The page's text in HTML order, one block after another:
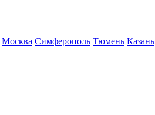
Москва Симферополь Тюмень Казань